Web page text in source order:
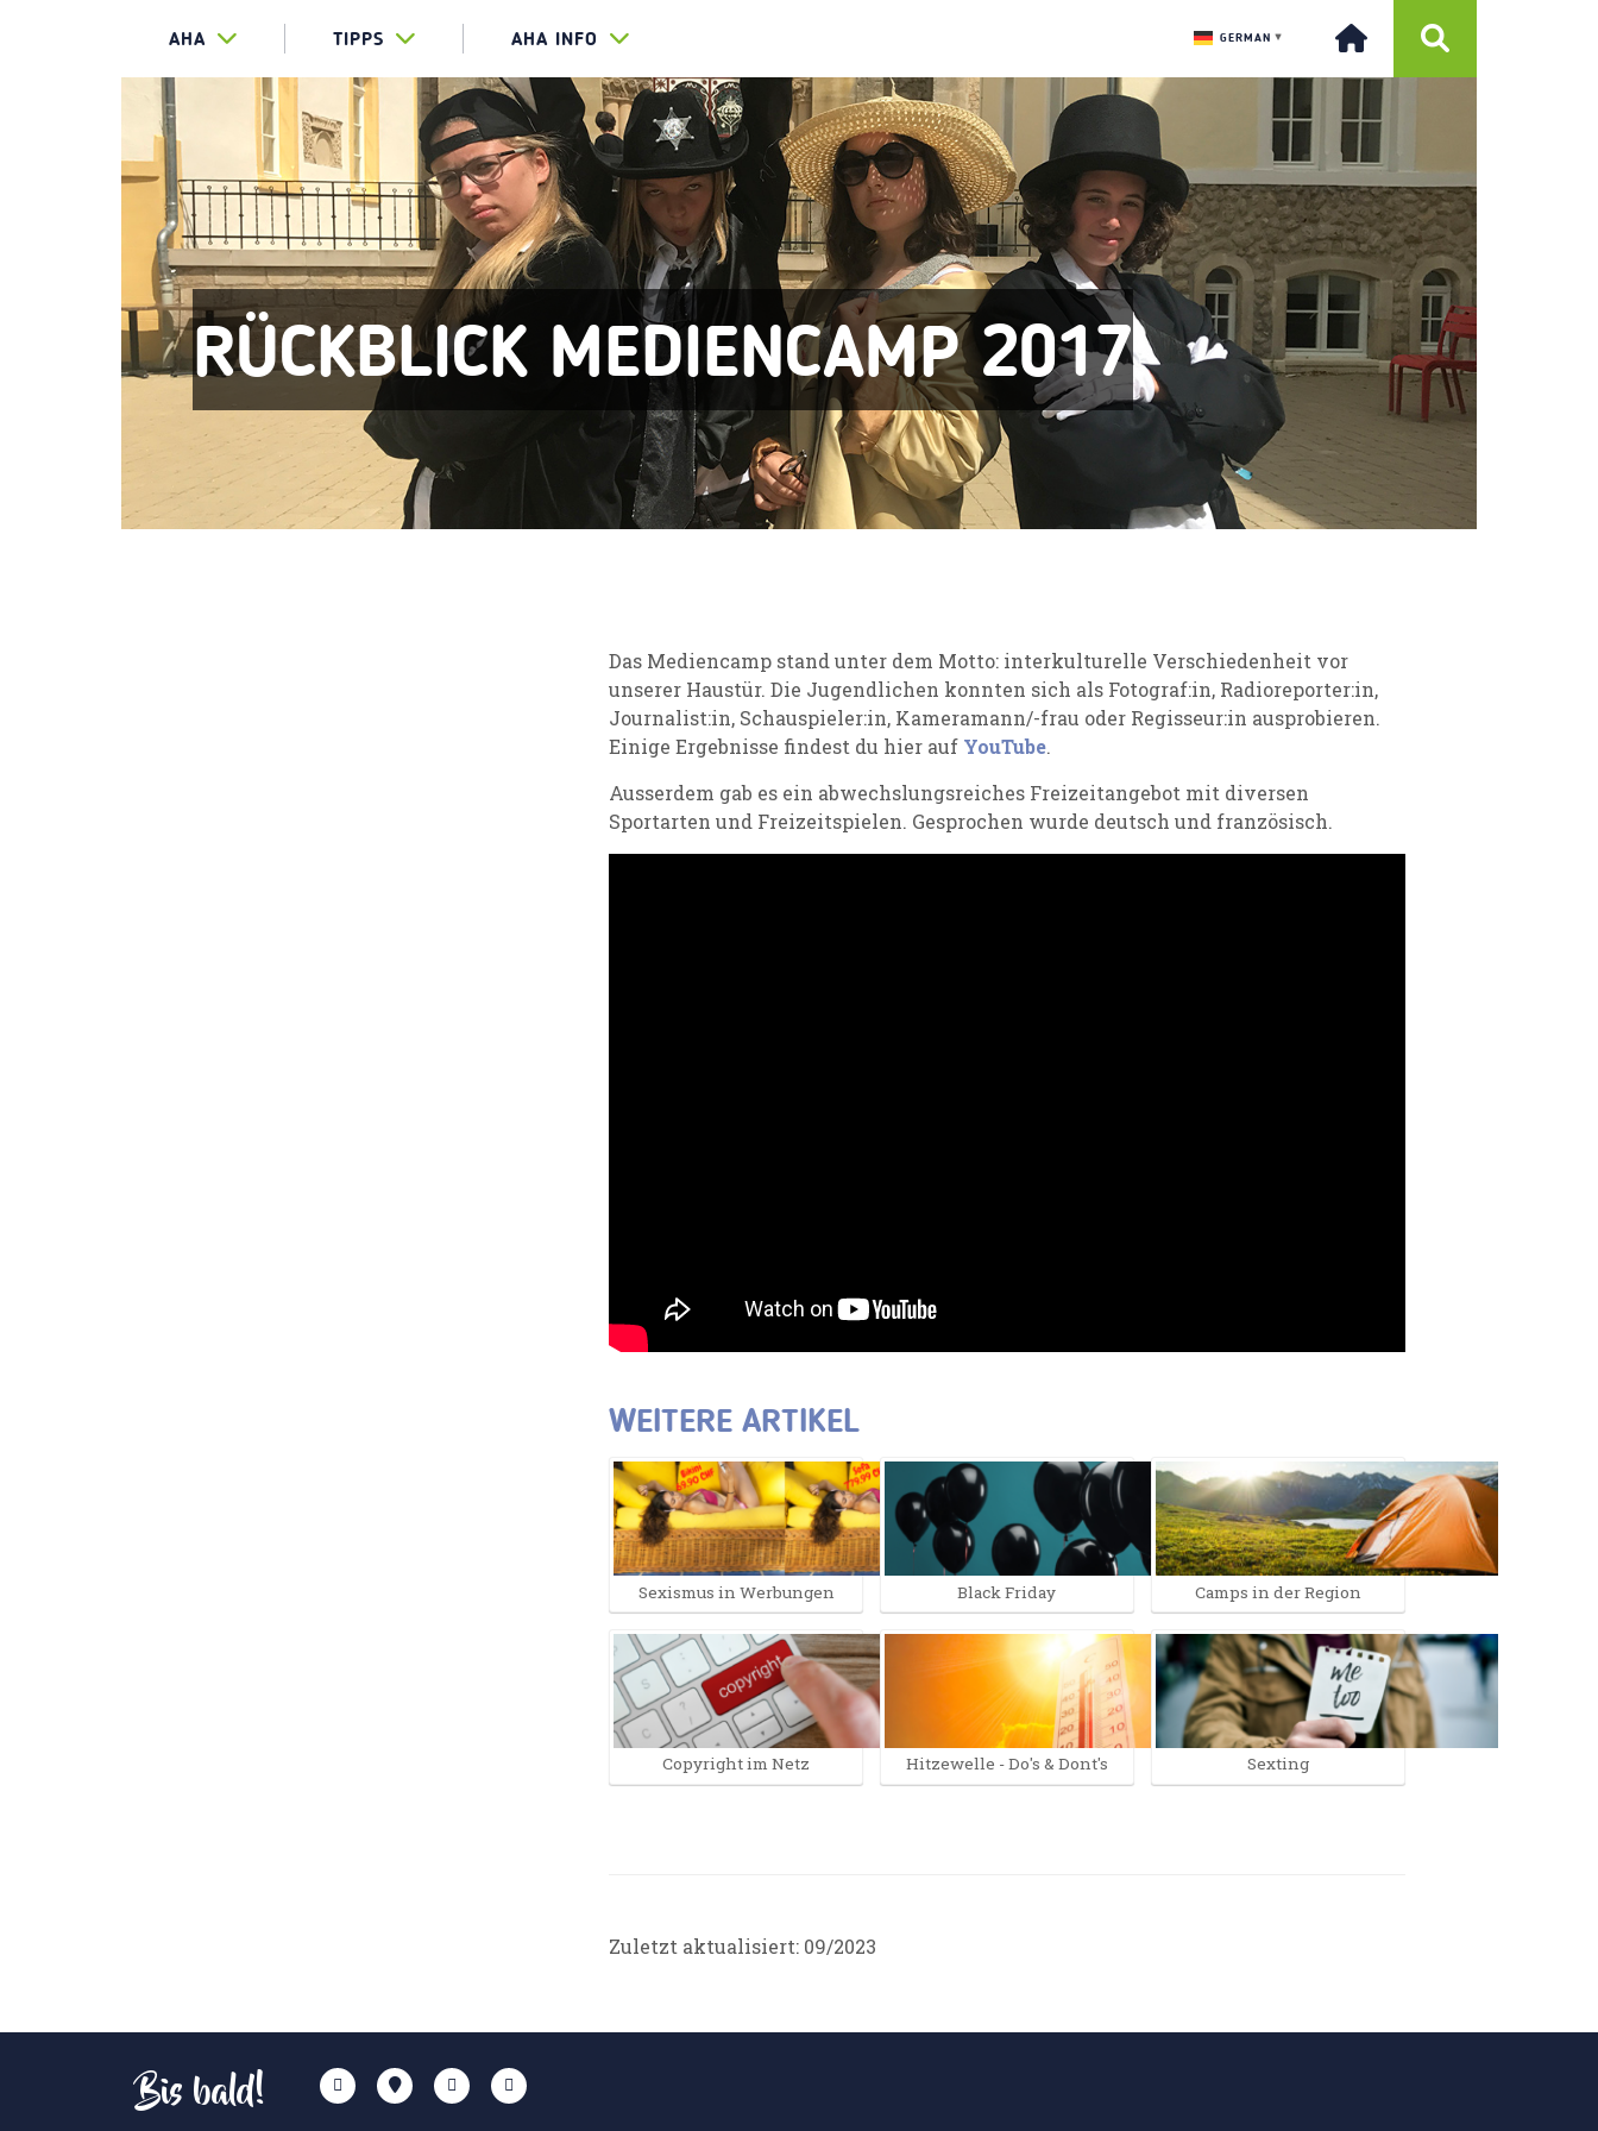
AHA TIPPS AHA INFO GERMAN ▼
RÜCKBLICK MEDIENCAMP 2017
Das Mediencamp stand unter dem Motto: interkulturelle Verschiedenheit vor
unserer Haustür. Die Jugendlichen konnten sich als Fotograf:in, Radioreporter:in,
Journalist:in, Schauspieler:in, Kameramann/-frau oder Regisseur:in ausprobieren.
Einige Ergebnisse findest du hier auf YouTube.
Ausserdem gab es ein abwechslungsreiches Freizeitangebot mit diversen
Sportarten und Freizeitspielen. Gesprochen wurde deutsch und französisch.
WEITERE ARTIKEL
Sexismus in Werbungen
Copyright im Netz
Black Friday
Hitzewelle - Do's & Dont's
Camps in der Region
Sexting
Zuletzt aktualisiert: 09/2023
Bis bald!